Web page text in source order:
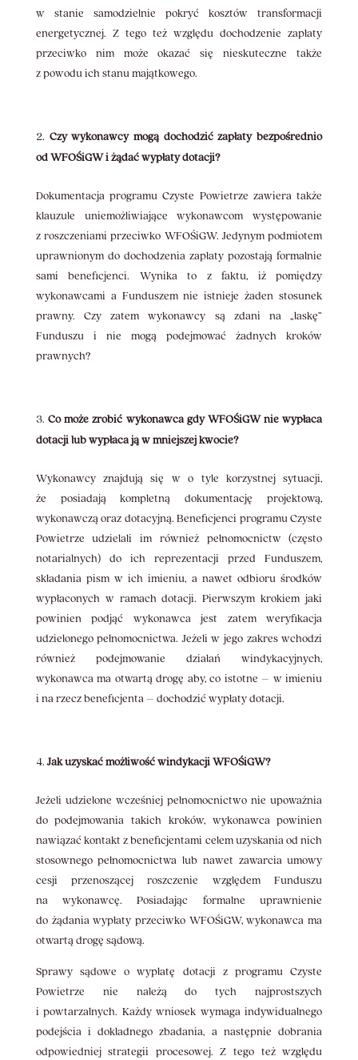
w stanie samodzielnie pokryć kosztów transformacji
energetycznej. Z tego też względu dochodzenie zapłaty
przeciwko nim może okazać się nieskuteczne także
z powodu ich stanu majątkowego.
Czy wykonawcy mogą dochodzić zapłaty bezpośrednio
od WFOŚiGW i żądać wypłaty dotacji?
Dokumentacja programu Czyste Powietrze zawiera także
klauzule uniemożliwiające wykonawcom występowanie
z roszczeniami przeciwko WFOŚiGW. Jedynym podmiotem
uprawnionym do dochodzenia zapłaty pozostają formalnie
sami beneficjenci. Wynika to z faktu, iż pomiędzy
wykonawcami a Funduszem nie istnieje żaden stosunek
prawny. Czy zatem wykonawcy są zdani na „łaskę”
Funduszu i nie mogą podejmować żadnych kroków
prawnych?
Co może zrobić wykonawca gdy WFOŚiGW nie wypłaca
dotacji lub wypłaca ją w mniejszej kwocie?
Wykonawcy znajdują się w o tyle korzystnej sytuacji,
że posiadają kompletną dokumentację projektową,
wykonawczą oraz dotacyjną. Beneficjenci programu Czyste
Powietrze udzielali im również pełnomocnictw (często
notarialnych) do ich reprezentacji przed Funduszem,
składania pism w ich imieniu, a nawet odbioru środków
wypłaconych w ramach dotacji. Pierwszym krokiem jaki
powinien podjąć wykonawca jest zatem weryfikacja
udzielonego pełnomocnictwa. Jeżeli w jego zakres wchodzi
również podejmowanie działań windykacyjnych,
wykonawca ma otwartą drogę aby, co istotne – w imieniu
i na rzecz beneficjenta – dochodzić wypłaty dotacji.
Jak uzyskać możliwość windykacji WFOŚiGW?
Jeżeli udzielone wcześniej pełnomocnictwo nie upoważnia
do podejmowania takich kroków, wykonawca powinien
nawiązać kontakt z beneficjentami celem uzyskania od nich
stosownego pełnomocnictwa lub nawet zawarcia umowy
cesji przenoszącej roszczenie względem Funduszu
na wykonawcę. Posiadając formalne uprawnienie
do żądania wypłaty przeciwko WFOŚiGW, wykonawca ma
otwartą drogę sądową.
Sprawy sądowe o wypłatę dotacji z programu Czyste
Powietrze nie należą do tych najprostszych
i powtarzalnych. Każdy wniosek wymaga indywidualnego
podejścia i dokładnego zbadania, a następnie dobrania
odpowiedniej strategii procesowej. Z tego też względu